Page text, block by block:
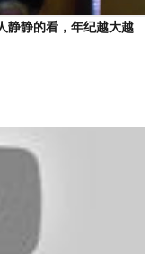
静静的看，年纪越大越